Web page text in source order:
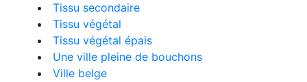
Tissu secondaire
Tissu végétal
Tissu végétal épais
Une ville pleine de bouchons
Ville belge